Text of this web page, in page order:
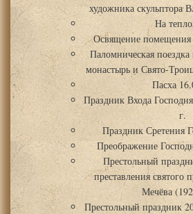
художника скульптора
На
Освящение
Паломническая
монастырь и Свято-
Пасха
Праздник Входа
г.
Праздник Сретения
Преображение
Престольный
преставления святого
Мечёва
Престольный праздник